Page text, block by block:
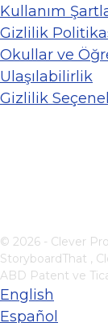
Kullanım
Gizlilik
Okullar ve
Ulaşılabilirlik
Gizlilik
© 2026 - Clever
StoryboardThat ,
ABD Patent ve
English
Español